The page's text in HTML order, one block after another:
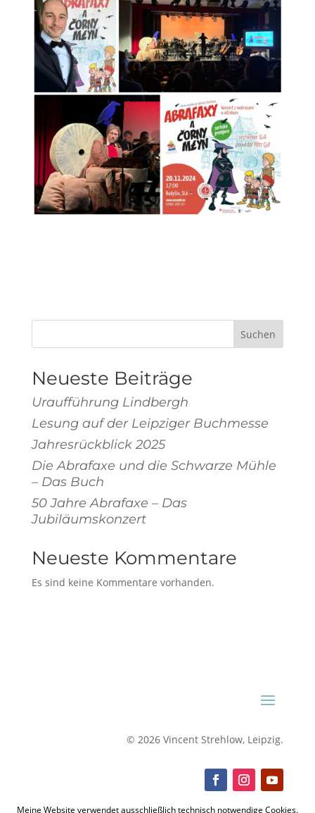
Suchen
Neueste Beiträge
Uraufführung Lindbergh
Lesung auf der Leipziger Buchmesse
Jahresrückblick 2025
Die Abrafaxe und die Schwarze Mühle
– Das Buch
50 Jahre Abrafaxe – Das
Jubiläumskonzert
Neueste Kommentare
Es sind keine Kommentare vorhanden.
© 2026 Vincent Strehlow, Leipzig.
Meine Website verwendet ausschließlich technisch notwendige Cookies.